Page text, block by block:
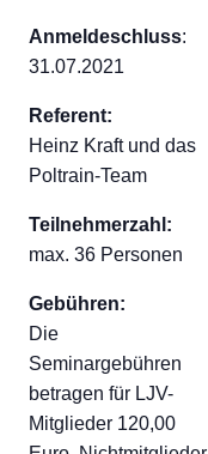
Anmeldeschluss:
31.07.2021
Referent:
Heinz Kraft und das
Poltrain-Team
Teilnehmerzahl:
max. 36 Personen
Gebühren:
Die
Seminargebühren
betragen für LJV-
Mitglieder 120,00